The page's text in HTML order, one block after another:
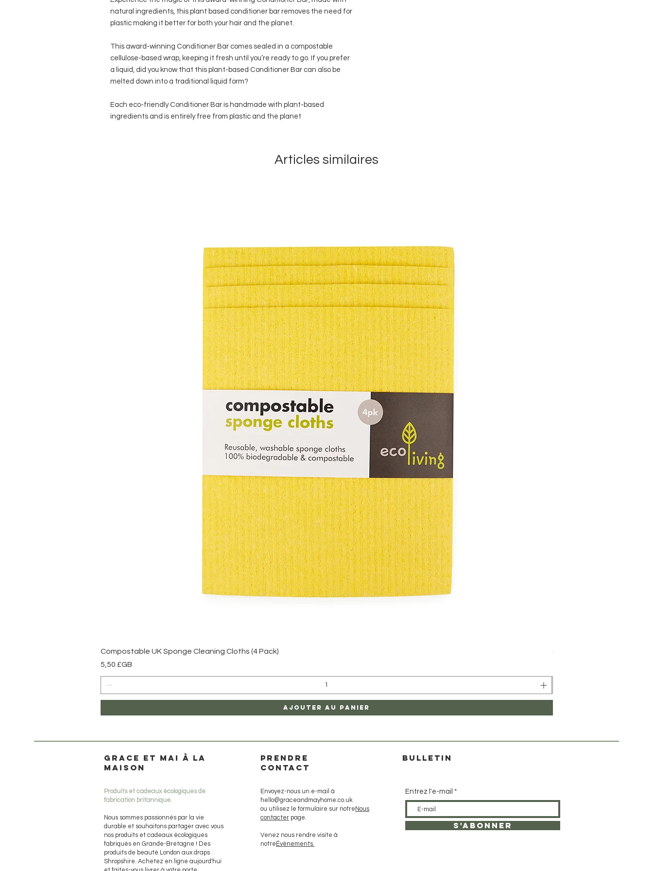
natural ingredients, this plant based conditioner bar removes the need for
plastic making it better for both your hair and the planet.
This award-winning Conditioner Bar comes sealed in a compostable
cellulose-based wrap, keeping it fresh until you’re ready to go. If you prefer
a liquid, did you know that this plant-based Conditioner Bar can also be
melted down into a traditional liquid form?
Each eco-friendly Conditioner Bar is handmade with plant-based
ingredients and is entirely free from plastic and the planet
Articles similaires
Compostable UK Sponge Cleaning Cloths (4 Pack)
Prix
5,50 £GB
Ajouter au panier
Steel Scourers - 3 Pack
Grace et mai à la
maison
Produits et cadeaux écologiques de
fabrication britannique.
Nous sommes passionnés par la vie
durable et souhaitons partager avec vous
nos produits et cadeaux écologiques
fabriqués en Grande-Bretagne ! Des
produits de beauté London aux draps
Shropshire. Achetez en ligne aujourd'hui
PRENDRE
CONTACT
Envoyez-nous un e-mail à
hello@graceandmayhome.co.uk
ou utilisez le formulaire sur notre Nous
contacter page.
Venez nous rendre visite à
notre Événements.
Bulletin
Entrez l'e-mail
S'ABONNER